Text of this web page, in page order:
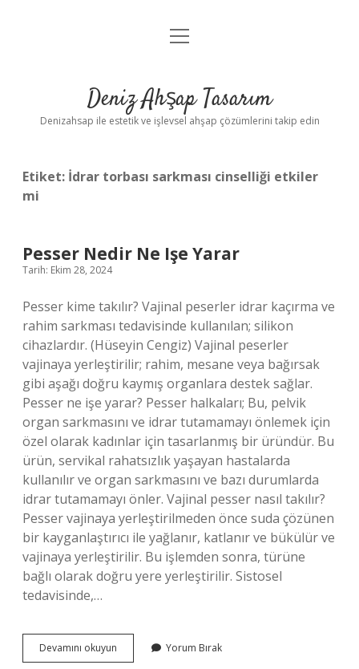
Anasayfa
Yasal Uyarı
menüyü
Deniz Ahşap Tasarım
Denizahsap ile estetik ve işlevsel ahşap çözümlerini takip edin
Etiket: İdrar torbası sarkması cinselliği etkiler
mi
Pesser Nedir Ne Işe Yarar
Tarih: Ekim 28, 2024
Pesser kime takılır? Vajinal peserler idrar kaçırma ve
rahim sarkması tedavisinde kullanılan; silikon
cihazlardır. (Hüseyin Cengiz) Vajinal peserler
vajinaya yerleştirilir; rahim, mesane veya bağırsak
gibi aşağı doğru kaymış organlara destek sağlar.
Pesser ne işe yarar? Pesser halkaları; Bu, pelvik
organ sarkmasını ve idrar tutamamayı önlemek için
özel olarak kadınlar için tasarlanmış bir üründür. Bu
ürün, servikal rahatsızlık yaşayan hastalarda
kullanılır ve organ sarkmasını ve bazı durumlarda
idrar tutamamayı önler. Vajinal pesser nasıl takılır?
Pesser vajinaya yerleştirilmeden önce suda çözünen
bir kayganlaştırıcı ile yağlanır, katlanır ve bükülür ve
vajinaya yerleştirilir. Bu işlemden sonra, türüne
bağlı olarak doğru yere yerleştirilir. Sistosel
tedavisinde,…
Devamını okuyun
Nedir
Yorum Bırak